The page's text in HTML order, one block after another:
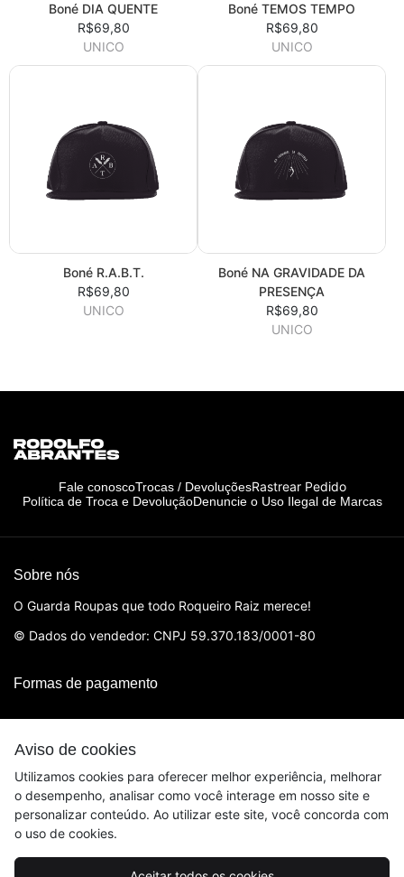
Boné DIA QUENTE
R$69,80
UNICO
Boné TEMOS TEMPO
R$69,80
UNICO
Boné R.A.B.T.
R$69,80
UNICO
Boné NA GRAVIDADE DA
PRESENÇA
R$69,80
UNICO
Aviso de cookies
Utilizamos cookies para oferecer melhor experiência, melhorar
o desempenho, analisar como você interage em nosso site e
personalizar conteúdo. Ao utilizar este site, você concorda com
o uso de cookies.
Fale conoscoTrocas / DevoluçõesRastrear Pedido
Política de Troca e DevoluçãoDenuncie o Uso Ilegal de Marcas
Sobre nós
O Guarda Roupas que todo Roqueiro Raiz merece!
© Dados do vendedor: CNPJ 59.370.183/0001-80
Formas de pagamento